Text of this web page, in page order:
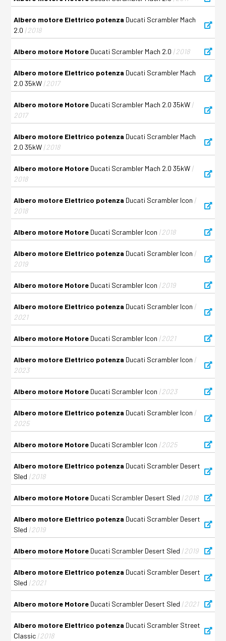
Albero motore Elettrico potenza Ducati Scrambler Mach
2.0 | 2018
Albero motore Motore Ducati Scrambler Mach 2.0 | 2018
Albero motore Elettrico potenza Ducati Scrambler Mach
2.0 35kW | 2017
Albero motore Motore Ducati Scrambler Mach 2.0 35kW |
2017
Albero motore Elettrico potenza Ducati Scrambler Mach
2.0 35kW | 2018
Albero motore Motore Ducati Scrambler Mach 2.0 35kW |
2018
Albero motore Elettrico potenza Ducati Scrambler Icon |
2018
Albero motore Motore Ducati Scrambler Icon | 2018
Albero motore Elettrico potenza Ducati Scrambler Icon |
2019
Albero motore Motore Ducati Scrambler Icon | 2019
Albero motore Elettrico potenza Ducati Scrambler Icon |
2021
Albero motore Motore Ducati Scrambler Icon | 2021
Albero motore Elettrico potenza Ducati Scrambler Icon |
2023
Albero motore Motore Ducati Scrambler Icon | 2023
Albero motore Elettrico potenza Ducati Scrambler Icon |
2025
Albero motore Motore Ducati Scrambler Icon | 2025
Albero motore Elettrico potenza Ducati Scrambler Desert
Sled | 2018
Albero motore Motore Ducati Scrambler Desert Sled | 2018
Albero motore Elettrico potenza Ducati Scrambler Desert
Sled | 2019
Albero motore Motore Ducati Scrambler Desert Sled | 2019
Albero motore Elettrico potenza Ducati Scrambler Desert
Sled | 2021
Albero motore Motore Ducati Scrambler Desert Sled | 2021
Albero motore Elettrico potenza Ducati Scrambler Street
Classic | 2018